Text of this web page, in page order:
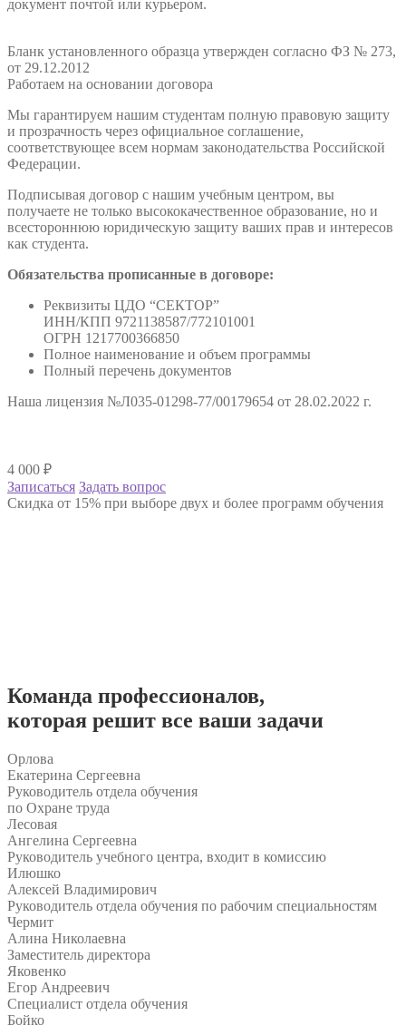
документ почтой или курьером.
Бланк установленного образца утвержден согласно ФЗ № 273,
от 29.12.2012
Работаем на основании договора
Мы гарантируем нашим студентам полную правовую защиту
и прозрачность через официальное соглашение,
соответствующее всем нормам законодательства Российской
Федерации.
Подписывая договор с нашим учебным центром, вы
получаете не только высококачественное образование, но и
всестороннюю юридическую защиту ваших прав и интересов
как студента.
Обязательства прописанные в договоре:
Реквизиты ЦДО “СЕКТОР”
ИНН/КПП 9721138587/772101001
ОГРН 1217700366850
Полное наименование и объем программы
Полный перечень документов
Наша лицензия №Л035-01298-77/00179654 от 28.02.2022 г.
4 000 ₽
Записаться Задать вопрос
Скидка от 15% при выборе двух и более программ обучения
Команда профессионалов,
которая решит все ваши задачи
Орлова
Екатерина Сергеевна
Руководитель отдела обучения
по Охране труда
Лесовая
Ангелина Сергеевна
Руководитель учебного центра, входит в комиссию
Илюшко
Алексей Владимирович
Руководитель отдела обучения по рабочим специальностям
Чермит
Алина Николаевна
Заместитель директора
Яковенко
Егор Андреевич
Специалист отдела обучения
Бойко